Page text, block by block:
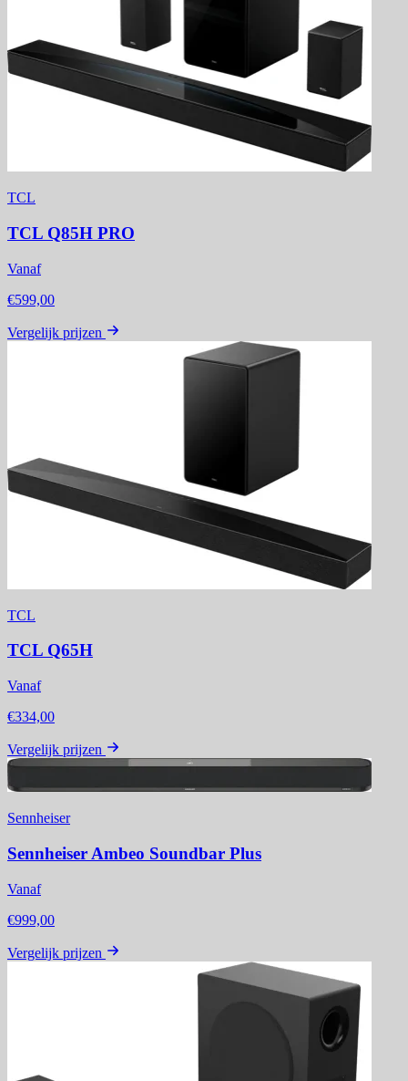
TCL
TCL Q85H PRO
Vanaf
€599,00
Vergelijk prijzen
TCL
TCL Q65H
Vanaf
€334,00
Vergelijk prijzen
Sennheiser
Sennheiser Ambeo Soundbar Plus
Vanaf
€999,00
Vergelijk prijzen